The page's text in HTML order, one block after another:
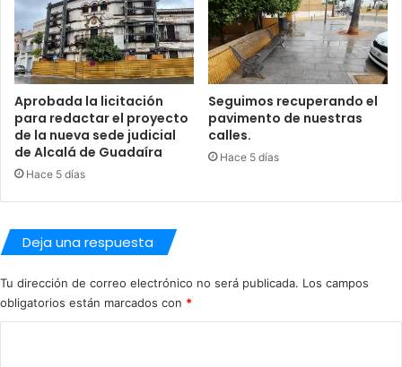
l
á
:
J
u
a
n
m
a
M
e
n
c
u
d
e
V
e
h
í
c
u
l
o
s
r
n
Aprobada la licitación
para redactar el proyecto
de la nueva sede judicial
de Alcalá de Guadaíra
Hace 5 días
Seguimos recuperando el
pavimento de nuestras
calles.
Hace 5 días
Deja una respuesta
Tu dirección de correo electrónico no será publicada. Los campos
obligatorios están marcados con *